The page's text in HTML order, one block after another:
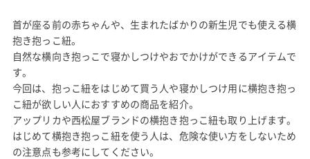
首が座る前の赤ちゃんや、生まれたばかりの新生児でも使える横
抱き抱っこ紐。
自然な横向き抱っこで寝かしつけやおでかけができるアイテムで
す。
今回は、抱っこ紐をはじめて買う人や寝かしつけ用に横抱き抱っ
こ紐が欲しい人におすすめの商品を紹介。
アップリカや西松屋ブランドの横抱き抱っこ紐も取り上げます。
はじめて横抱き抱っこ紐を使う人は、危険な使い方をしないため
の注意点も参考にしてください。